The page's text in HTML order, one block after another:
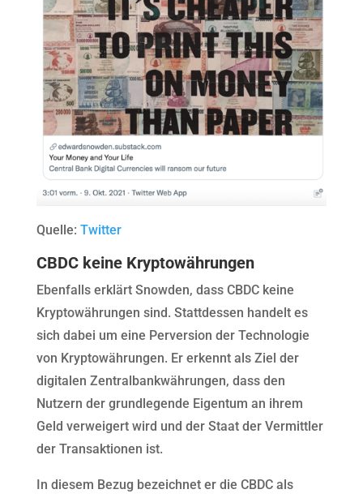
Quelle: Twitter
CBDC keine Kryptowährungen
Ebenfalls erklärt Snowden, dass CBDC keine
Kryptowährungen sind. Stattdessen handelt es
sich dabei um eine Perversion der Technologie
von Kryptowährungen. Er erkennt als Ziel der
digitalen Zentralbankwährungen, dass den
Nutzern der grundlegende Eigentum an ihrem
Geld verweigert wird und der Staat der Vermittler
der Transaktionen ist.
In diesem Bezug bezeichnet er die CBDC als